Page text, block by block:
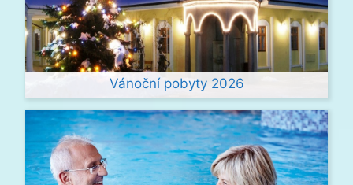
Vánoční pobyty 2026